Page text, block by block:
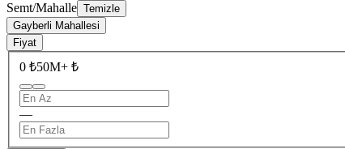
Semt/Mahalle Temizle
Gayberli Mahallesi
Fiyat
0 ₺50M+ ₺
—